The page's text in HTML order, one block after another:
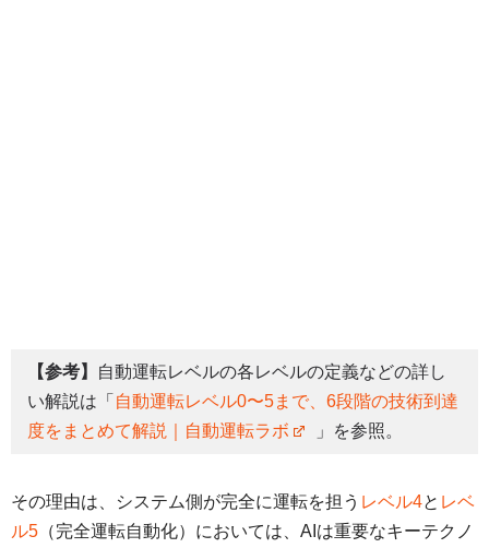
【参考】
自動運転レベルの各レベルの定義などの詳し
い解説は「 自動運転レベル0〜5まで、6段階の技術到達
度をまとめて解説｜自動運転ラボ
」を参照。
その理由は、システム側が完全に運転を担う レベル4と レベ
ル5 （完全運転自動化）においては、AIは重要なキーテクノ